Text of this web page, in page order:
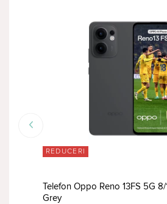
REDUCERI
Telefon Oppo Reno 13FS 5G
Grey